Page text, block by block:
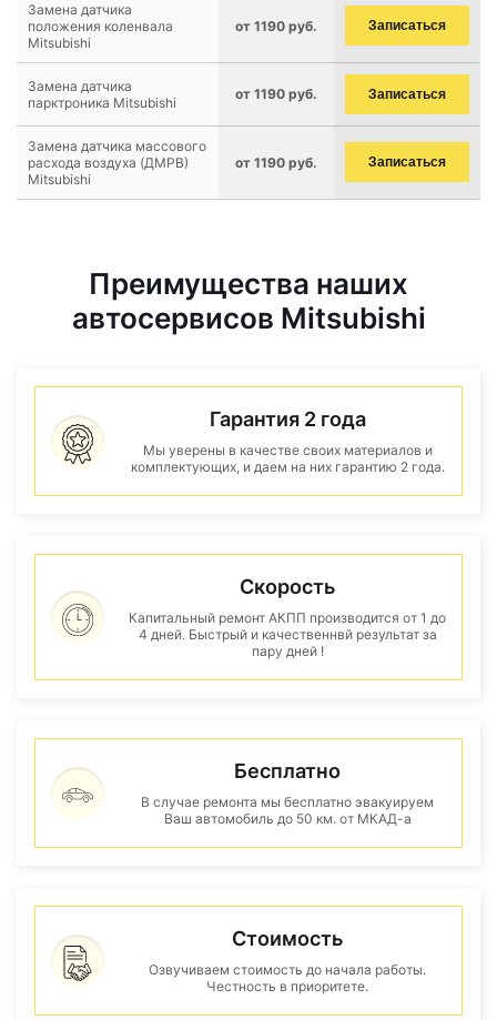
Замена датчика
положения коленвала
Mitsubishi
от 1190 руб. Записаться
Замена датчика
парктроника Mitsubishi
от 1190 руб. Записаться
Замена датчика массового
расхода воздуха (ДМРВ)
Mitsubishi
от 1190 руб. Записаться
Преимущества наших
автосервисов Mitsubishi
Гарантия 2 года
Мы уверены в качестве своих материалов и
комплектующих, и даем на них гарантию 2 года.
Скорость
Капитальный ремонт АКПП производится от 1 до
4 дней. Быстрый и качественнвй результат за
пару дней !
Бесплатно
В случае ремонта мы бесплатно эвакуируем
Ваш автомобиль до 50 км. от МКАД-а
Стоимость
Озвучиваем стоимость до начала работы.
Честность в приоритете.